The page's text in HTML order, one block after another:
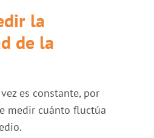
la
de la
es constante, por
medir cuánto fluctúa